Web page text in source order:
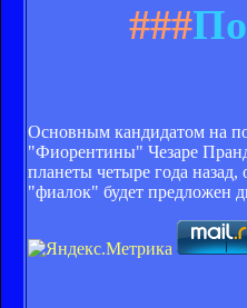
###
Основным кандидатом на
"Фиорентины" Чезаре
планеты четыре года
"фиалок" будет предложен